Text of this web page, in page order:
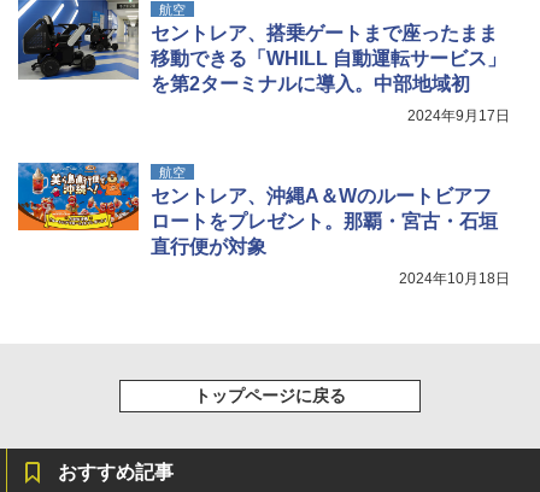
￥1,540
￥9,990
[キャンパーズコレクション 山善] 傘みたいに
広げるだけ パッとサッとテント キューブワ
イド ブラックコーティング フルクローズ メ
ATCW-150B エクルベージュ
￥-
￥6,459
ポインターライト 強力 小型 緑色/赤色/青紫色
USB充電式 高精度 超長距離照射 長時間使用
可能 安全ロック付き 高安全性 金属製耐久 コ
ア/オフィス/教育現場/展示会用 緑
￥1,180
航空
セントレア、搭乗ゲートまで座ったまま
移動できる「WHILL 自動運転サービス」
を第2ターミナルに導入。中部地域初
2024年9月17日
航空
セントレア、沖縄A＆Wのルートビアフ
ロートをプレゼント。那覇・宮古・石垣
直行便が対象
2024年10月18日
トップページに戻る
おすすめ記事